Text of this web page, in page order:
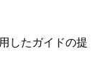
したガイドの提